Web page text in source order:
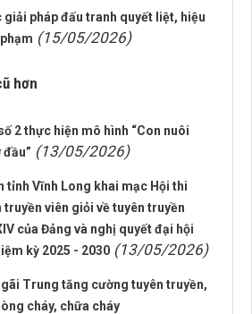
pháp đấu tranh quyết liệt, hiệu
(15/05/2026)
hơn
2 thực hiện mô hình “Con nuôi
đầu” (13/05/2026)
tỉnh Vĩnh Long khai mạc Hội thi
truyền viên giỏi về tuyên truyền
của Đảng và nghị quyết đại hội
kỳ 2025 - 2030 (13/05/2026)
Trung tăng cường tuyên truyền,
cháy, chữa cháy